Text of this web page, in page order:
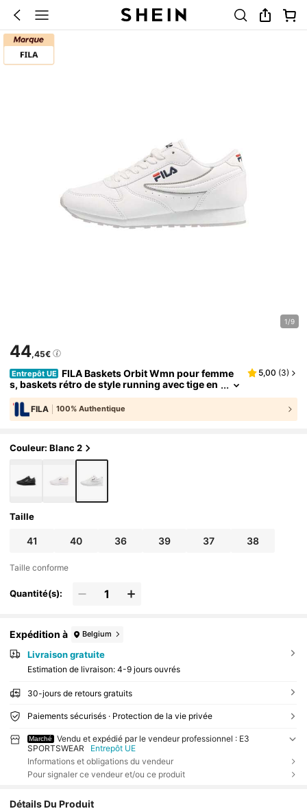
1/9
44,45€
Entrepôt UE FILA Baskets Orbit Wmn pour femme
s, baskets rétro de style running avec tige en
synthétique et textile, lacets et semelle inter
médiaire en EVA
5,00 (3)
FILA 100% Authentique
Couleur: Blanc 2
Taille
41 40 36 39 37 38
Taille conforme
Quantité(s):
Expédition à Belgium
Livraison gratuite
Estimation de livraison: 4-9 jours ouvrés
30-jours de retours gratuits
Paiements sécurisés · Protection de la vie privée
Marché
Vendu et expédié par le vendeur professionnel : E3
SPORTSWEAR
Entrepôt UE
Informations et obligations du vendeur
Pour signaler ce vendeur et/ou ce produit
Détails Du Produit